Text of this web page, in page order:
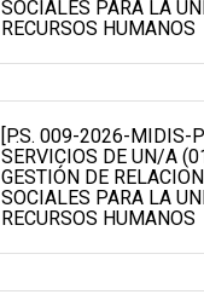
SOCIALES PARA LA
RECURSOS HUMANOS
[P.S. 009-2026-MIDIS-
SERVICIOS DE UN/A
GESTIÓN DE
SOCIALES PARA LA
RECURSOS HUMANOS